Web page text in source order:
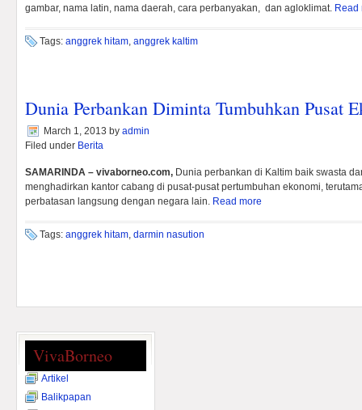
gambar, nama latin, nama daerah, cara perbanyakan, dan agloklimat. Read
Tags: anggrek hitam, anggrek kaltim
Dunia Perbankan Diminta Tumbuhkan Pusat
March 1, 2013 by admin
Filed under Berita
SAMARINDA – vivaborneo.com, Dunia perbankan di Kaltim baik swasta
menghadirkan kantor cabang di pusat-pusat pertumbuhan ekonomi,
perbatasan langsung dengan negara lain. Read more
Tags: anggrek hitam, darmin nasution
VivaBorneo
Artikel
Balikpapan